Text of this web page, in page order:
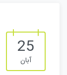
25
آبان